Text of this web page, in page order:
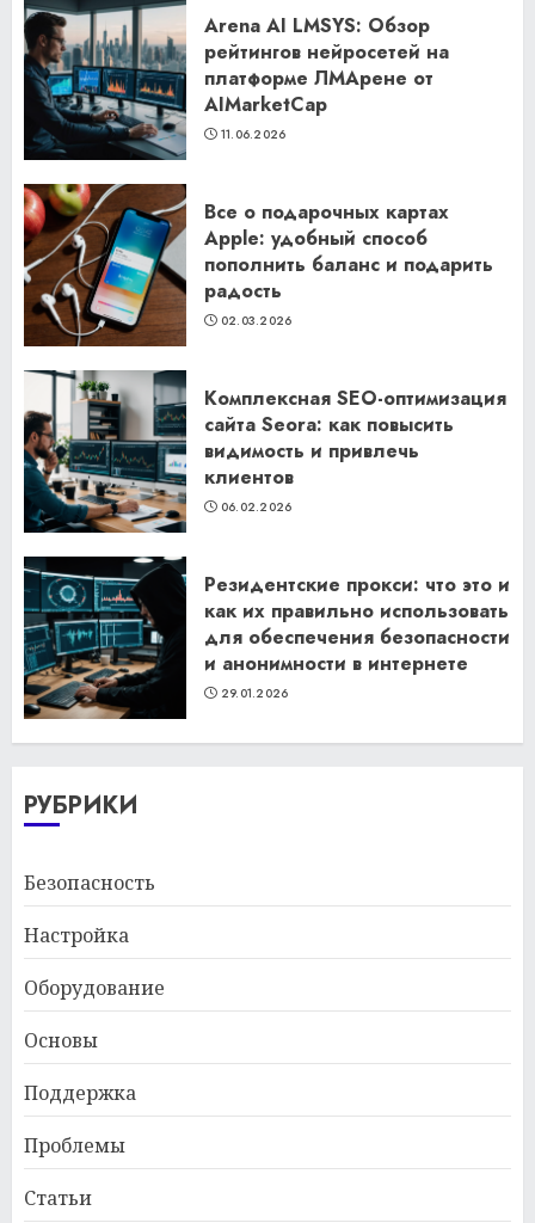
Arena AI LMSYS: Обзор
рейтингов нейросетей на
платформе ЛМАрене от
AIMarketCap
11.06.2026
Все о подарочных картах
Apple: удобный способ
пополнить баланс и подарить
радость
02.03.2026
Комплексная SEO-оптимизация
сайта Seora: как повысить
видимость и привлечь
клиентов
06.02.2026
Резидентские прокси: что это и
как их правильно использовать
для обеспечения безопасности
и анонимности в интернете
29.01.2026
РУБРИКИ
Безопасность
Настройка
Оборудование
Основы
Поддержка
Проблемы
Статьи